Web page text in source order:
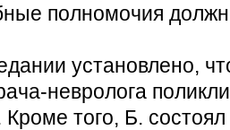
полномочия
установлено,
невролога
того, Б.